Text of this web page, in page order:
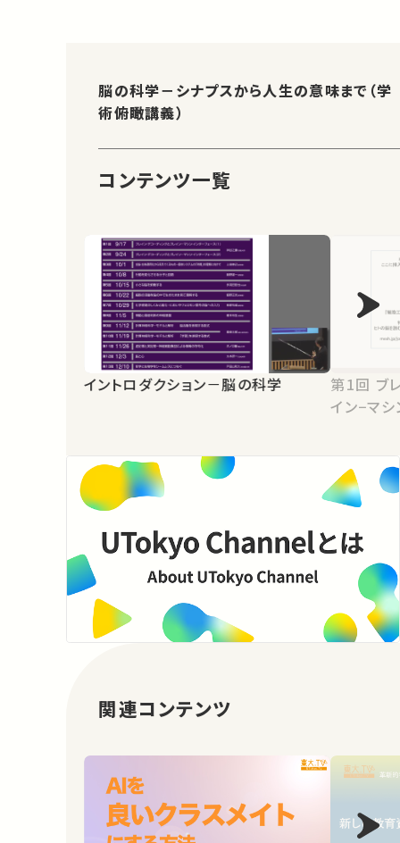
脳の科学－シナプスから人生の意味まで（学
術俯瞰講義）
コンテンツ一覧
イントロダクション－脳の科学
第1回 ブレイン・デコーディングとブレ
イン−マシ
関連コンテンツ